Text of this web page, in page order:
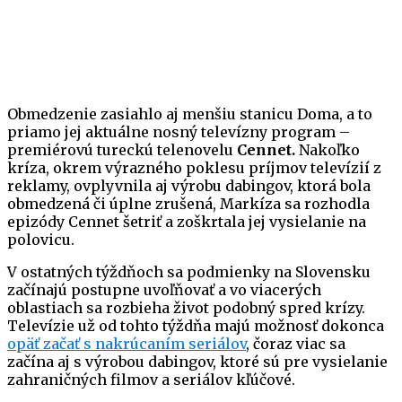
Obmedzenie zasiahlo aj menšiu stanicu Doma, a to
priamo jej aktuálne nosný televízny program –
premiérovú tureckú telenovelu Cennet. Nakoľko
kríza, okrem výrazného poklesu príjmov televízií z
reklamy, ovplyvnila aj výrobu dabingov, ktorá bola
obmedzená či úplne zrušená, Markíza sa rozhodla
epizódy Cennet šetriť a zoškrtala jej vysielanie na
polovicu.
V ostatných týždňoch sa podmienky na Slovensku
začínajú postupne uvoľňovať a vo viacerých
oblastiach sa rozbieha život podobný spred krízy.
Televízie už od tohto týždňa majú možnosť dokonca
opäť začať s nakrúcaním seriálov, čoraz viac sa
začína aj s výrobou dabingov, ktoré sú pre vysielanie
zahraničných filmov a seriálov kľúčové.